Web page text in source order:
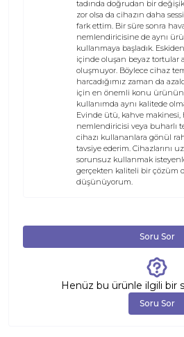
tadında doğrudan bir
zor olsa da cihazın daha
fark ettim. Bir süre sonra
nemlendiricisine de aynı
kullanmaya başladık.
içinde oluşan beyaz tortular
oluşmuyor. Böylece cihaz
harcadığımız zaman da
için en önemli konu
kullanımda aynı kalitede
Evinde ütü, kahve makinesi,
nemlendiricisi veya buharlı
cihazı kullananlara gönül
tavsiye ederim. Cihazlarını
sorunsuz kullanmak
gerçekten kaliteli bir çözüm
düşünüyorum.
Soru Sor
Henüz bu ürünle ilgili bir
Soru Sor